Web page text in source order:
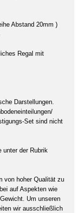
Abstand 20mm )
Regal mit
Darstellungen.
Set sind nicht
unter der Rubrik
von hoher Qualität zu
auf Aspekten wie
Um unseren
wir ausschließlich